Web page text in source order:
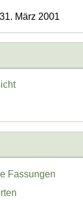
März 2001
Fassungen